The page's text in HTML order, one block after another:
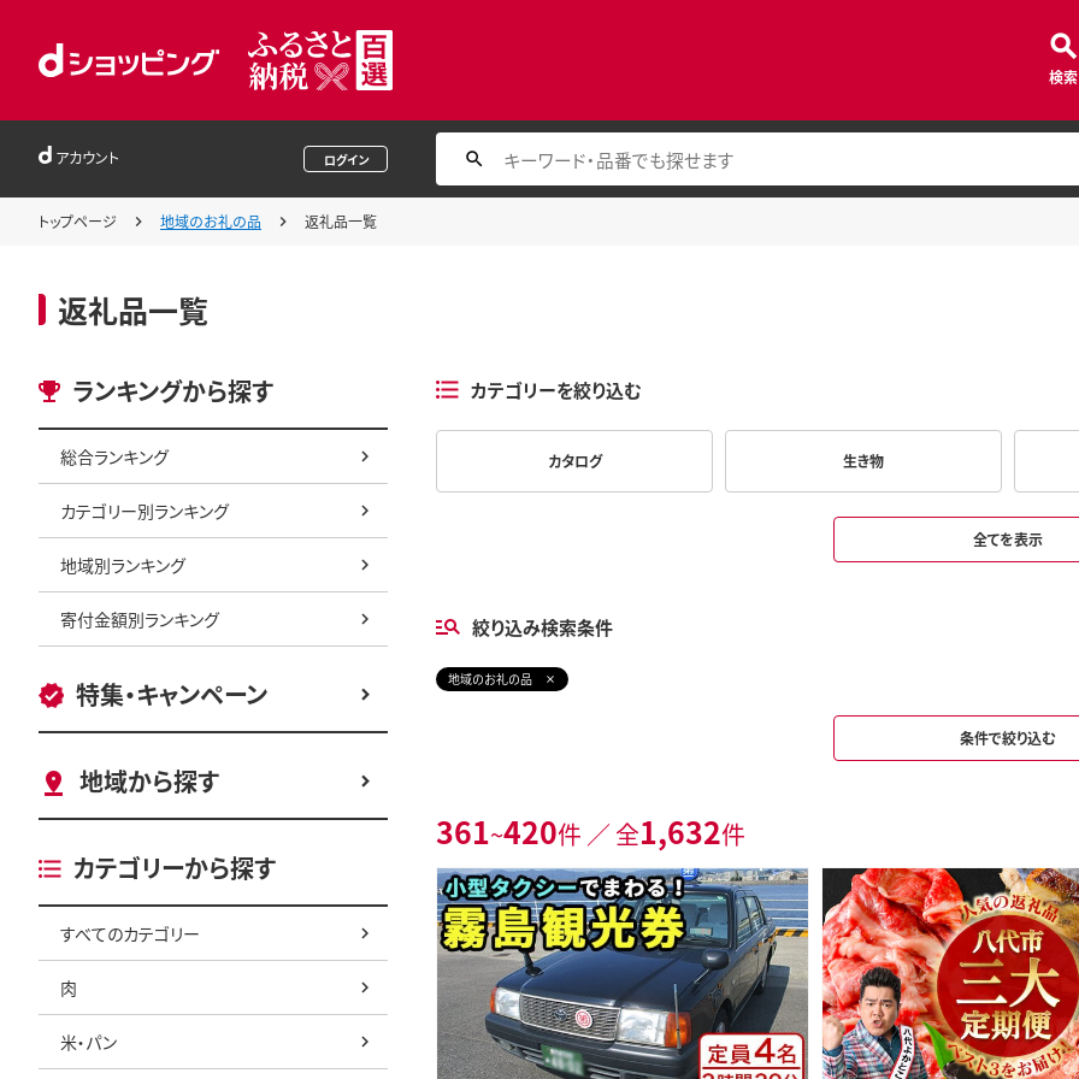
検索
アカウント ログイン
トップページ 地域のお礼の品 返礼品一覧
返礼品一覧
ランキングから探す
総合ランキング
カテゴリー別ランキング
地域別ランキング
寄付金額別ランキング
特集・キャンペーン
地域から探す
カテゴリーから探す
すべてのカテゴリー
肉
米・パン
カテゴリーを絞り込む
カタログ 生き物
全てを表示
絞り込み検索条件
地域のお礼の品
条件で絞り込む
361~420件 ／ 全1,632件